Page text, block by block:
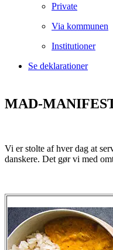
Private
Via kommunen
Institutioner
Se deklarationer
MAD-
Vi er stolte af hver dag at
danskere. Det gør vi med